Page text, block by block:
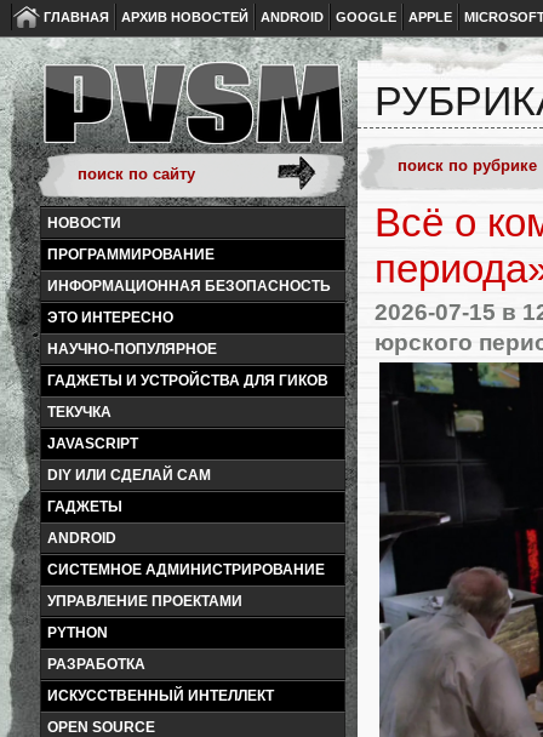
ГЛАВНАЯ АРХИВ НОВОСТЕЙ ANDROID GOOGLE APPLE
НОВОСТИ
ПРОГРАММИРОВАНИЕ
ИНФОРМАЦИОННАЯ БЕЗОПАСНОСТЬ
ЭТО ИНТЕРЕСНО
НАУЧНО-ПОПУЛЯРНОЕ
ГАДЖЕТЫ И УСТРОЙСТВА ДЛЯ ГИКОВ
ТЕКУЧКА
JAVASCRIPT
DIY ИЛИ СДЕЛАЙ САМ
ГАДЖЕТЫ
ANDROID
СИСТЕМНОЕ АДМИНИСТРИРОВАНИЕ
УПРАВЛЕНИЕ ПРОЕКТАМИ
PYTHON
РАЗРАБОТКА
ИСКУССТВЕННЫЙ ИНТЕЛЛЕКТ
OPEN SOURCE
Всё о
2026-07-15 в
юрского